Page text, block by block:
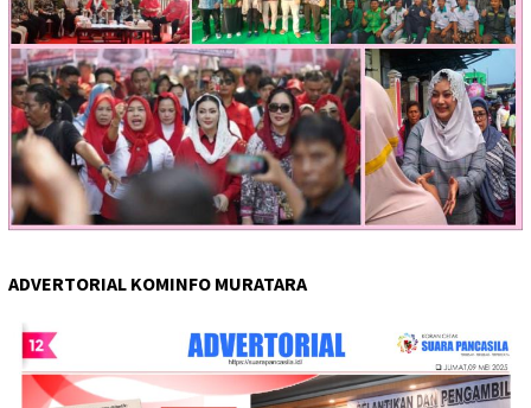
ADVERTORIAL KOMINFO MURATARA